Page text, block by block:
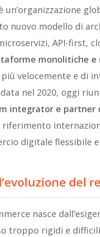
un’organizzazione
nuovo modello di
API-first,
monolitiche
velocemente e di
nel 2020, oggi
integrator e partner
digitale flessibile
del
nasce
troppo rigidi e